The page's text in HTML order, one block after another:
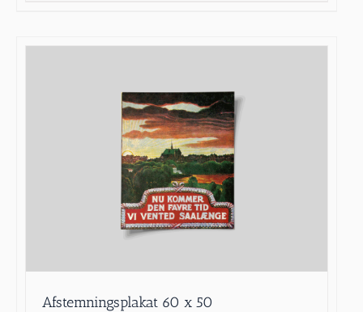
Afstemningsplakat 60 x 50